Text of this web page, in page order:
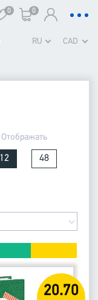
0 0
RU CAD
Отображать
12 48
20.70